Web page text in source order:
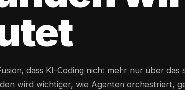
dass KI-Coding nicht mehr nur über das
wird wichtiger, wie Agenten orchestriert,